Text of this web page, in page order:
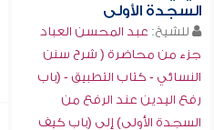
السجدة الأولى
للشيخ: عبد المحسن العباد
جزء من محاضرة ( شرح سنن
النسائي - كتاب التطبيق - (باب
رفع اليدين عند الرفع من
السجدة الأولى) إلى (باب كيف